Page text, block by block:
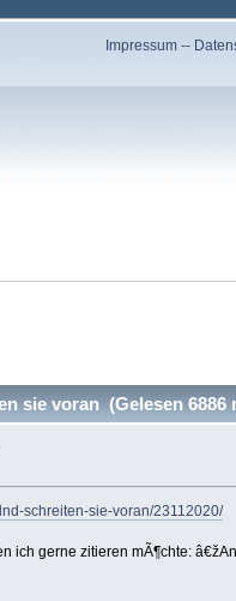
Impressum --
sie voran (Gelesen 6886
schreiten-sie-voran/23112020/
ich gerne zitieren mÃ¶chte: